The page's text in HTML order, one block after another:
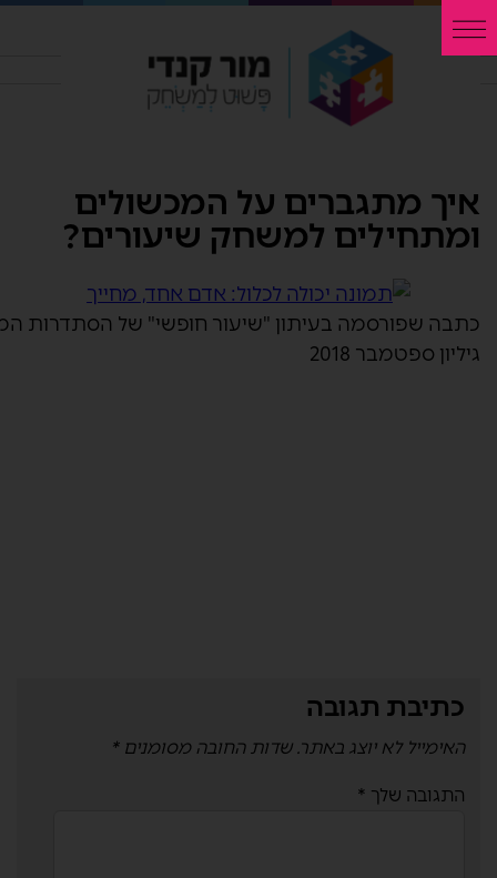
איך מתגברים על המכשולים
ומתחילים למשחק שיעורים?
כתבה שפורסמה בעיתון "שיעור חופשי" של הסתדרות
גיליון ספטמבר 2018
כתיבת תגובה
האימייל לא יוצג באתר. שדות החובה מסומנים*
התגובה שלך *